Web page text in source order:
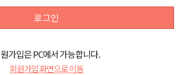
로그인
가입은 PC에서 가능합니다.
회원가입 화면으로 이동